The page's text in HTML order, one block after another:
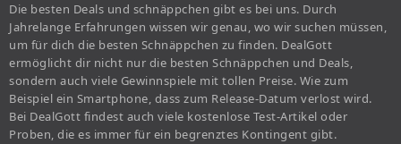
Die besten Deals und schnäppchen gibt es bei uns. Durch
Jahrelange Erfahrungen wissen wir genau, wo wir suchen müssen,
um für dich die besten Schnäppchen zu finden. DealGott
ermöglicht dir nicht nur die besten Schnäppchen und Deals,
sondern auch viele Gewinnspiele mit tollen Preise. Wie zum
Beispiel ein Smartphone, dass zum Release-Datum verlost wird.
Bei DealGott findest auch viele kostenlose Test-Artikel oder
Proben, die es immer für ein begrenztes Kontingent gibt.